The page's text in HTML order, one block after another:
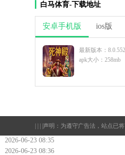
白马体育-下载地址
安卓手机版 ios版
最新版本：
apk大小：258mb
声明：为遵守广告法，站点已
2026-06-23 08:35
2026-06-23 08:36